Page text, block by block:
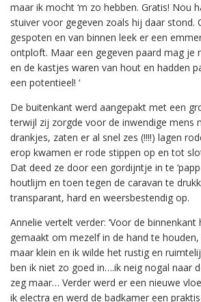
maar ik mocht ‘m zo hebben. Gratis! Nou
stuiver voor gegeven zoals hij daar stond.
gespoten en van binnen leek er een
ontploft. Maar een gegeven paard mag je
en de kastjes waren van hout en hadden
een potentieel! ‘
De buitenkant werd aangepakt met een
terwijl zij zorgde voor de inwendige mens
drankjes, zaten er al snel zes (!!!!) lagen
erop kwamen er rode stippen op en tot
Dat deed ze door een gordijntje in te
houtlijm en toen tegen de caravan te
transparant, hard en weersbestendig op.
Annelie vertelt verder: ‘Voor de
gemaakt om mezelf in de hand te houden,
maar klein en ik wilde het rustig en
ben ik niet zo goed in….ik neig nogal naar
zeg maar… Verder werd er een nieuwe
ik electra en werd de badkamer een